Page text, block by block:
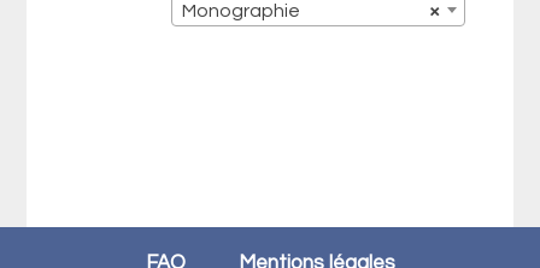
×
Monographie